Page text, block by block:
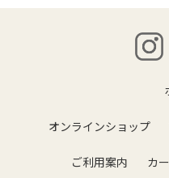
オンラインショップ
ご利用案内 カ